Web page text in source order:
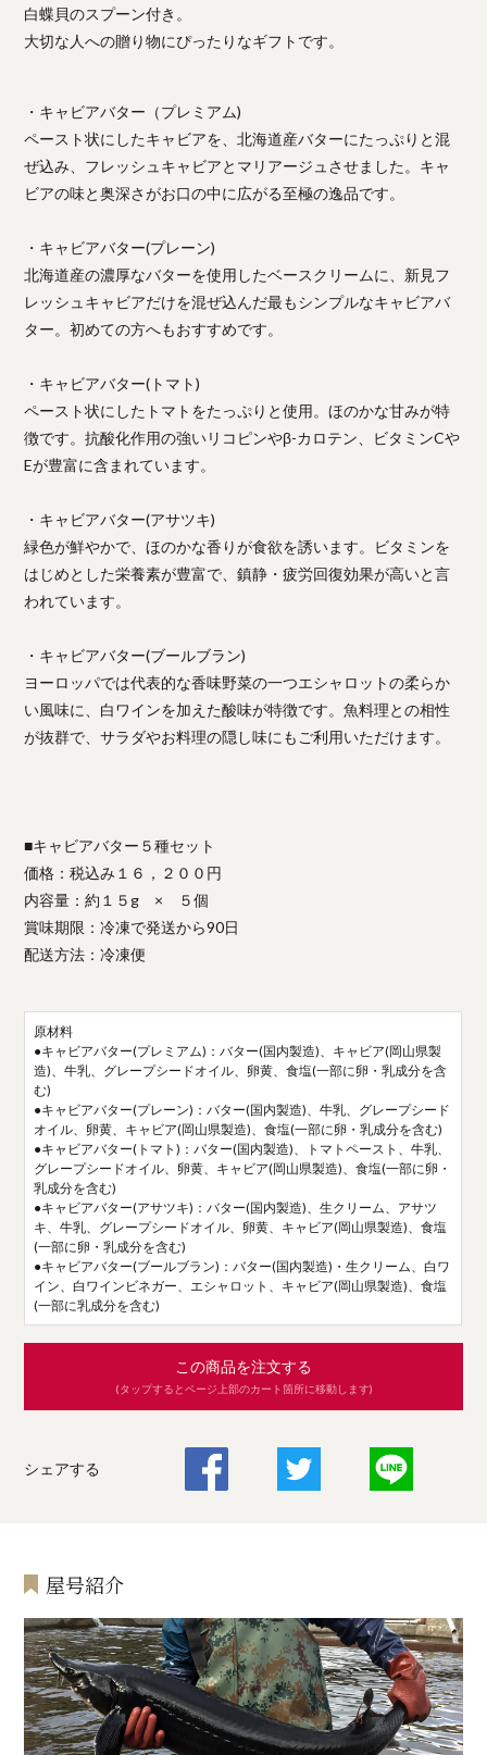
白蝶貝のスプーン付き。
大切な人への贈り物にぴったりなギフトです。
・キャビアバター（プレミアム)
ペースト状にしたキャビアを、北海道産バターにたっぷりと混
ぜ込み、フレッシュキャビアとマリアージュさせました。キャ
ビアの味と奥深さがお口の中に広がる至極の逸品です。
・キャビアバター(プレーン)
北海道産の濃厚なバターを使用したベースクリームに、新見フ
レッシュキャビアだけを混ぜ込んだ最もシンプルなキャビアバ
ター。初めての方へもおすすめです。
・キャビアバター(トマト)
ペースト状にしたトマトをたっぷりと使用。ほのかな甘みが特
徴です。抗酸化作用の強いリコピンやβ-カロテン、ビタミンCや
Eが豊富に含まれています。
・キャビアバター(アサツキ)
緑色が鮮やかで、ほのかな香りが食欲を誘います。ビタミンを
はじめとした栄養素が豊富で、鎮静・疲労回復効果が高いと言
われています。
・キャビアバター(ブールブラン)
ヨーロッパでは代表的な香味野菜の一つエシャロットの柔らか
い風味に、白ワインを加えた酸味が特徴です。魚料理との相性
が抜群で、サラダやお料理の隠し味にもご利用いただけます。
■キャビアバター５種セット
価格：税込み１６，２００円
内容量：約１５g × ５個
賞味期限：冷凍で発送から90日
配送方法：冷凍便
原材料
●キャビアバター(プレミアム)：バター(国内製造)、キャビア(岡山県製
造)、牛乳、グレープシードオイル、卵黄、食塩(一部に卵・乳成分を含
む)
●キャビアバター(プレーン)：バター(国内製造)、牛乳、グレープシード
オイル、卵黄、キャビア(岡山県製造)、食塩(一部に卵・乳成分を含む)
●キャビアバター(トマト)：バター(国内製造)、トマトペースト、牛乳、
グレープシードオイル、卵黄、キャビア(岡山県製造)、食塩(一部に卵・
乳成分を含む)
●キャビアバター(アサツキ)：バター(国内製造)、生クリーム、アサツ
キ、牛乳、グレープシードオイル、卵黄、キャビア(岡山県製造)、食塩
(一部に卵・乳成分を含む)
●キャビアバター(ブールブラン)：バター(国内製造)・生クリーム、白ワ
イン、白ワインビネガー、エシャロット、キャビア(岡山県製造)、食塩
(一部に乳成分を含む)
この商品を注文する
(タップするとページ上部のカート箇所に移動します)
シェアする
屋号紹介